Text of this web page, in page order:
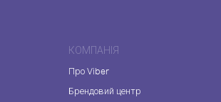
КОМПАНІЯ
Про Viber
Брендовий центр